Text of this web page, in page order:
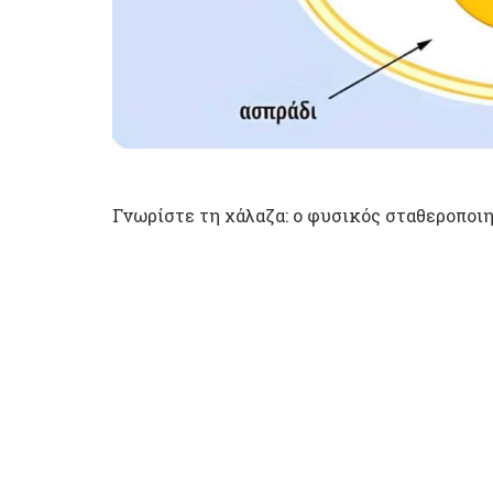
Γνωρίστε τη χάλαζα: ο φυσικός